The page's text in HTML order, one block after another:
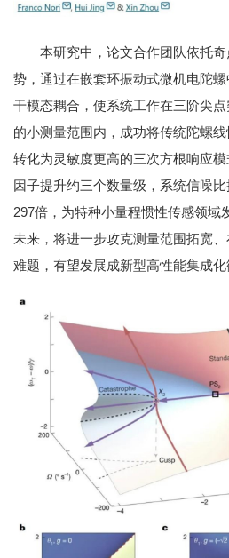
本研究中，论文合作团队依托
势，通过在嵌套环振动式微机电陀
干模态耦合，使系统工作在三阶尖
的小测量范围内，成功将传统陀螺
转化为灵敏度更高的三次方根响应
因子提升约三个数量级，系统信噪
297倍，为特种小量程惯性传感领域
未来，将进一步攻克测量范围拓宽
难题，有望发展成新型高性能集成化